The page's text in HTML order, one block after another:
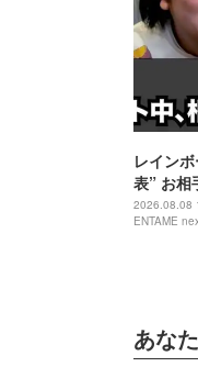
レイン
表” お相
藤佳奈
2026.08.08
ENTAME
あな